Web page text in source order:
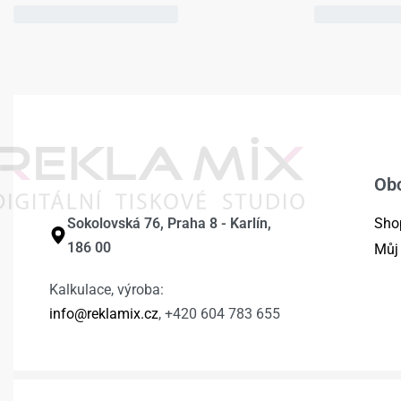
Sokolovská 76, Praha 8 - Karlín,
186 00
Kalkulace, výroba:
info@reklamix.cz, +420 604 783 655